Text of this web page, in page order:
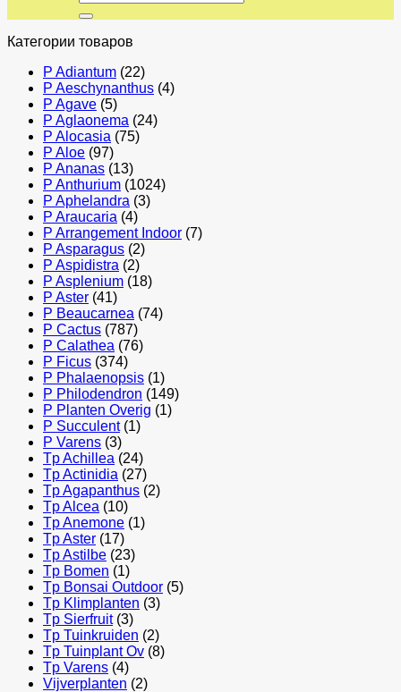
Категории товаров
P Adiantum (22)
P Aeschynanthus (4)
P Agave (5)
P Aglaonema (24)
P Alocasia (75)
P Aloe (97)
P Ananas (13)
P Anthurium (1024)
P Aphelandra (3)
P Araucaria (4)
P Arrangement Indoor (7)
P Asparagus (2)
P Aspidistra (2)
P Asplenium (18)
P Aster (41)
P Beaucarnea (74)
P Cactus (787)
P Calathea (76)
P Ficus (374)
P Phalaenopsis (1)
P Philodendron (149)
P Planten Overig (1)
P Succulent (1)
P Varens (3)
Tp Achillea (24)
Tp Actinidia (27)
Tp Agapanthus (2)
Tp Alcea (10)
Tp Anemone (1)
Tp Aster (17)
Tp Astilbe (23)
Tp Bomen (1)
Tp Bonsai Outdoor (5)
Tp Klimplanten (3)
Tp Sierfruit (3)
Tp Tuinkruiden (2)
Tp Tuinplant Ov (8)
Tp Varens (4)
Vijverplanten (2)